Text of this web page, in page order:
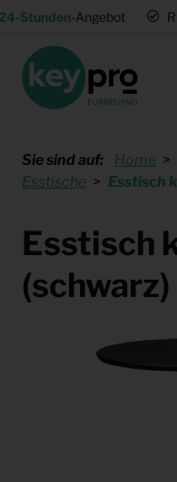
Stunden-Angebot
Sie sind auf: Home
Esstische
Esstisch
Esstisch
(schwarz)